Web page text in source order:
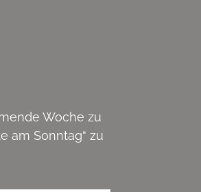
Woche zu
am Sonntag“ zu